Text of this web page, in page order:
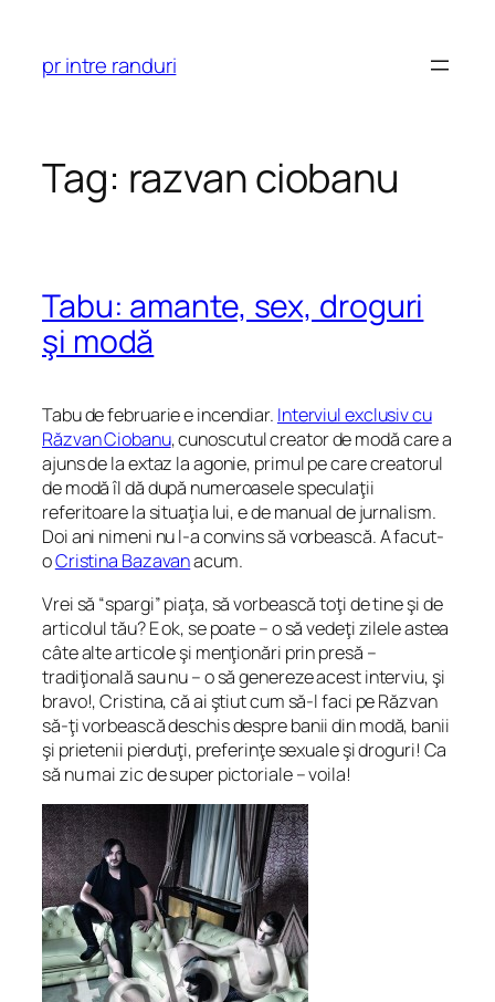
content
pr intre randuri
Tag: razvan ciobanu
Tabu: amante, sex, droguri
şi modă
Tabu de februarie e incendiar. Interviul exclusiv cu
Răzvan Ciobanu, cunoscutul creator de modă care a
ajuns de la extaz la agonie, primul pe care creatorul
de modă îl dă după numeroasele speculaţii
referitoare la situaţia lui, e de manual de jurnalism.
Doi ani nimeni nu l-a convins să vorbească. A facut-
oCristina Bazavanacum.
Vrei să “spargi” piaţa, să vorbească toţi de tine şi de
articolul tău? E ok, se poate – o să vedeţi zilele astea
câte alte articole şi menţionări prin presă –
tradiţională sau nu – o să genereze acest interviu, şi
bravo!, Cristina, că ai ştiut cum să-l faci pe Răzvan
să-ţi vorbească deschis despre banii din modă, banii
şi prietenii pierduţi, preferinţe sexuale şi droguri! Ca
să nu mai zic de super pictoriale – voila!